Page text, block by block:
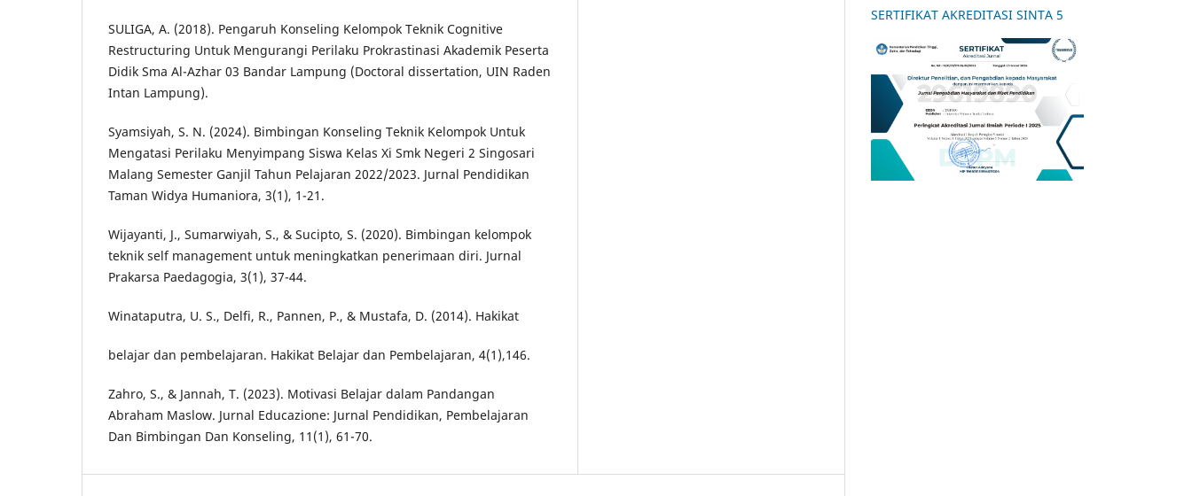
SULIGA, A. (2018). Pengaruh Konseling Kelompok Teknik Cognitive
Restructuring Untuk Mengurangi Perilaku Prokrastinasi Akademik Peserta
Didik Sma Al-Azhar 03 Bandar Lampung (Doctoral dissertation, UIN Raden
Intan Lampung).
Syamsiyah, S. N. (2024). Bimbingan Konseling Teknik Kelompok Untuk
Mengatasi Perilaku Menyimpang Siswa Kelas Xi Smk Negeri 2 Singosari
Malang Semester Ganjil Tahun Pelajaran 2022/2023. Jurnal Pendidikan
Taman Widya Humaniora, 3(1), 1-21.
Wijayanti, J., Sumarwiyah, S., & Sucipto, S. (2020). Bimbingan kelompok
teknik self management untuk meningkatkan penerimaan diri. Jurnal
Prakarsa Paedagogia, 3(1), 37-44.
Winataputra, U. S., Delfi, R., Pannen, P., & Mustafa, D. (2014). Hakikat
belajar dan pembelajaran. Hakikat Belajar dan Pembelajaran, 4(1),146.
Zahro, S., & Jannah, T. (2023). Motivasi Belajar dalam Pandangan
Abraham Maslow. Jurnal Educazione: Jurnal Pendidikan, Pembelajaran
Dan Bimbingan Dan Konseling, 11(1), 61-70.
SERTIFIKAT AKREDITASI SINTA 5